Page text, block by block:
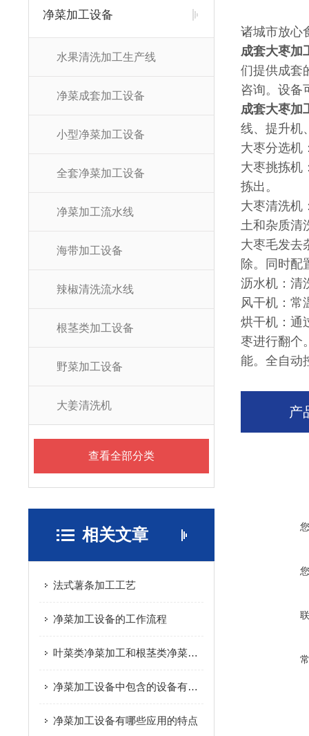
净菜加工设备
水果清洗加工生产线
净菜成套加工设备
小型净菜加工设备
全套净菜加工设备
净菜加工流水线
海带加工设备
辣椒清洗流水线
根茎类加工设备
野菜加工设备
大姜清洗机
查看全部分类
相关文章
法式薯条加工工艺
净菜加工设备的工作流程
叶菜类净菜加工和根茎类净菜加工这个两种模式的区别是什么？
净菜加工设备中包含的设备有哪些
净菜加工设备有哪些应用的特点
诸城市放心
成套大枣加
们提供成套
咨询。设备
成套大枣加
线、提升机
大枣分选机
大枣挑拣机
拣出。
大枣清洗机
土和杂质清
大枣毛发去
除。同时配
沥水机：清
风干机：常
烘干机：通
枣进行翻个
能。全自动
产